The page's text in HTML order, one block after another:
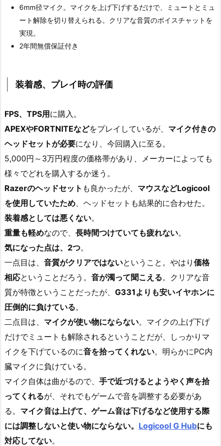
6mm径マイク。マイクを上げ下げするだけで、ミュートとミュ
ート解除を切り替えられる。クリアな音質のボイスチャットを
実現。
2年間無償保証付き
装着感、プレイ時の評価
FPS、TPS用に購入。
APEXやFORTNITEなどをプレイしているが、 マイク付きの
ヘッドセットが必要になり、今回購入に至る。
5,000円～3万円程度の価格帯があり、メーカーによっても
様々でどれを購入するか迷う。
Razerのヘッドセット も良かったが、 マウスなどLogicool
を使用していたため 、ヘッドセットも結果的に合わせた。
装着感としては悪くない。
重量も軽めなので、 長時間つけていても疲れない。
気になった点は、2つ。
一点目は、 音質がクリアではないということ。やはり 価格
相応ということだろう。 音が濁って聞こえる。クリアな音
質が特徴ということだったが、 G331よりも安いイヤホンに
圧倒的に負けている。
二点目は、 マイクが使い物にならない。マイクの上げ下げ
だけでミュートも解除されるということだが、しっかりマ
イクを下げているのに音を拾ってくれない。明らかにPC内
臓マイクに負けている。
マイク自体は曲がるので、 手で近づけるとようやく声を拾
ってくれるが、それでもゲームで音を調整する必要があ
る。 マイク音は上げて、ゲーム音は下げるなど使用する際
には調整しないと使い物にならない。 Logicool G Hubにも
対応してない。